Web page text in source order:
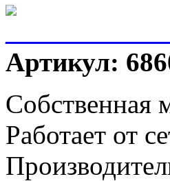
Артикул:
Собственная
Работает от